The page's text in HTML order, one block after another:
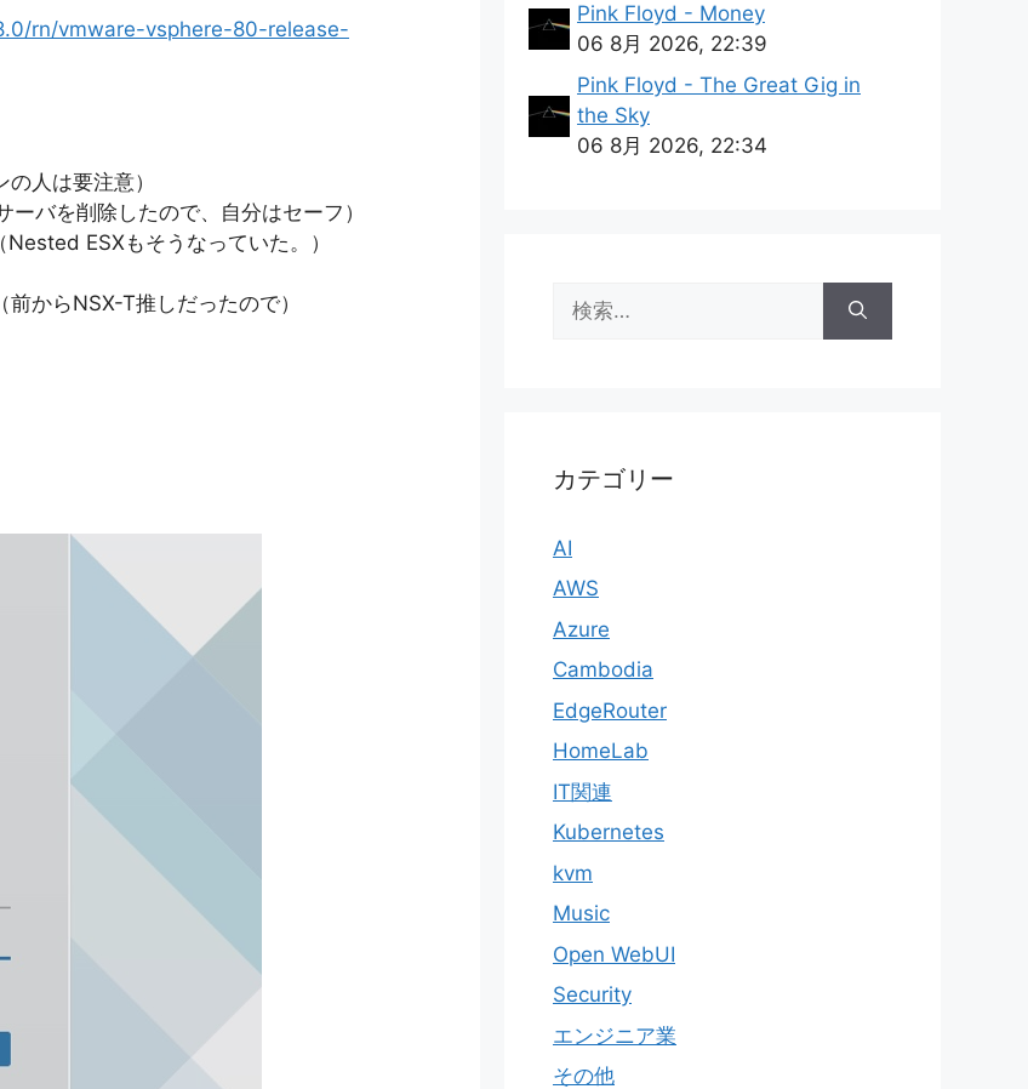
rn/vmware-vsphere-80-release-
人は要注意）
バを削除したので、自分はセーフ）
ESXもそうなっていた。）
からNSX-T推しだったので）
Pink Floyd - Money
06 8月 2026, 22:39
Pink Floyd - The Great Gig in
the Sky
06 8月 2026, 22:34
索:
カテゴリー
AI
AWS
Azure
Cambodia
EdgeRouter
HomeLab
IT関連
Kubernetes
kvm
Music
Open WebUI
Security
エンジニア業
その他